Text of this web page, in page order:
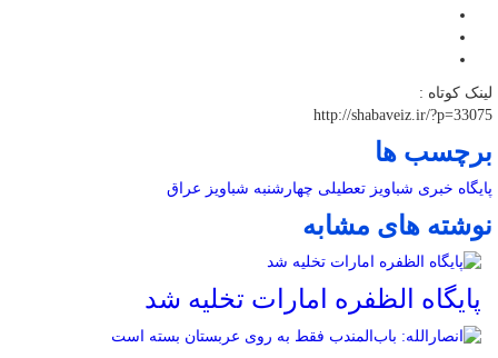
لینک کوتاه :
http://shabaveiz.ir/?p=33075
برچسب ها
پایگاه خبری شباویز تعطیلی چهارشنبه شباویز عراق
نوشته های مشابه
پایگاه الظفره امارات تخلیه شد